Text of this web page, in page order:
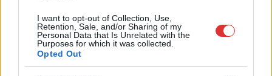
I want to opt-out of Collection, Use,
Retention, Sale, and/or Sharing of my
Personal Data that Is Unrelated with the
Purposes for which it was collected.
Opted Out
politika által fogva
tartott, toxikus légkör –
néhány szóban így